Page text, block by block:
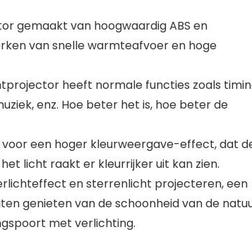
gemaakt van hoogwaardig ABS en
van snelle warmteafvoer en hoge
heeft normale functies zoals
enz. Hoe beter het is, hoe beter de
een hoger kleurweergave-effect, dat
licht raakt er kleurrijker uit kan zien.
en sterrenlicht projecteren, een
genieten van de schoonheid van de
met verlichting.